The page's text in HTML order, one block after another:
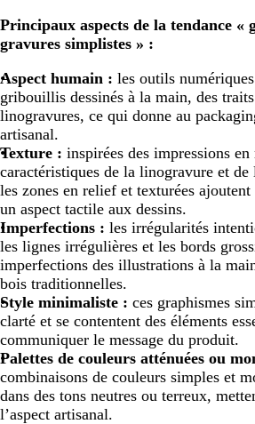
Principaux aspects de la tendance «
gravures simplistes » :
Aspect humain : les outils
gribouillis dessinés à la main, des
linogravures, ce qui donne au
artisanal.
Texture : inspirées des impressions
caractéristiques de la linogravure et de
les zones en relief et texturées
un aspect tactile aux dessins.
Imperfections : les irrégularités
les lignes irrégulières et les bords
imperfections des illustrations à la
bois traditionnelles.
Style minimaliste : ces graphismes
clarté et se contentent des éléments
communiquer le message du produit.
Palettes de couleurs atténuées ou
combinaisons de couleurs simples et
dans des tons neutres ou terreux,
l’aspect artisanal.